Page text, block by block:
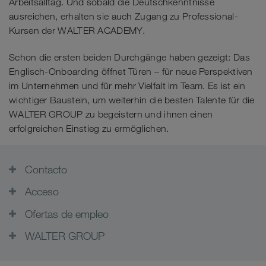
ausreichen, erhalten sie auch Zugang zu Professional-
Kursen der WALTER ACADEMY.
Schon die ersten beiden Durchgänge haben gezeigt: Das
Englisch-Onboarding öffnet Türen – für neue Perspektiven
im Unternehmen und für mehr Vielfalt im Team. Es ist ein
wichtiger Baustein, um weiterhin die besten Talente für die
WALTER GROUP zu begeistern und ihnen einen
erfolgreichen Einstieg zu ermöglichen.
Contacto
Acceso
Ofertas de empleo
WALTER GROUP